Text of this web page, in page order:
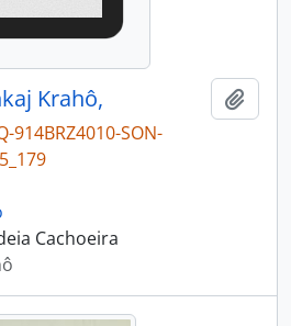
Krahô,
914BRZ4010-SON-
Cachoeira